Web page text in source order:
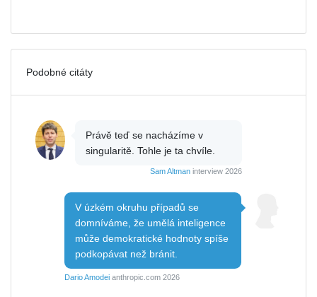
Podobné citáty
Právě teď se nacházíme v
singularitě. Tohle je ta chvíle.
Sam Altman interview 2026
V úzkém okruhu případů se
domníváme, že umělá inteligence
může demokratické hodnoty spíše
podkopávat než bránit.
Dario Amodei anthropic.com 2026